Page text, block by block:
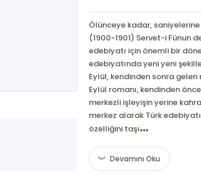
Ölünceye kadar,
(1900-1901) Servet-i Fünun
edebiyatı için önemli bir
edebiyatında yeni yeni
Eylül, kendinden sonra
Eylül romanı, kendinden
merkezli işleyişin yerine
merkez alarak Türk
özelliğini taşı...
Devamını Oku